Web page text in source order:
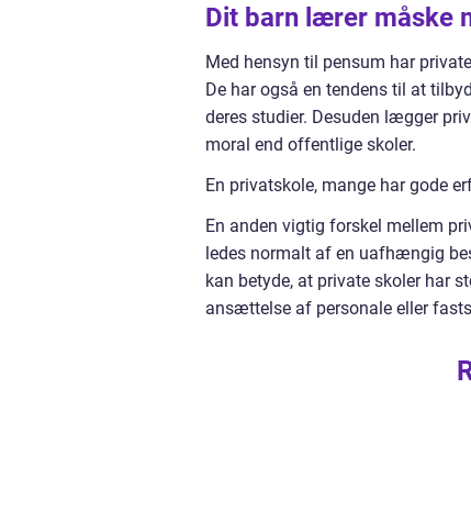
Dit barn lærer måske
Med hensyn til pensum har
De har også en tendens til at
deres studier. Desuden lægger
moral end offentlige skoler.
En privatskole, mange har gode
En anden vigtig forskel mellem
ledes normalt af en uafhængig
kan betyde, at private skoler har
ansættelse af personale eller